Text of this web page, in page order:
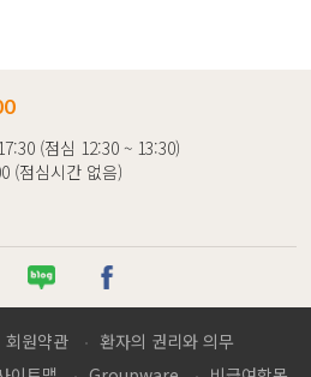
(점심 12:30 ~ 13:30)
(점심시간 없음)
로그 이스북
회원약관
환자의 권리와 의무